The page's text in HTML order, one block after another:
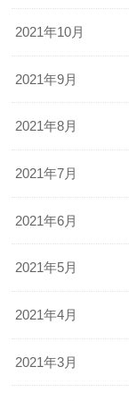
2021年10月
2021年9月
2021年8月
2021年7月
2021年6月
2021年5月
2021年4月
2021年3月